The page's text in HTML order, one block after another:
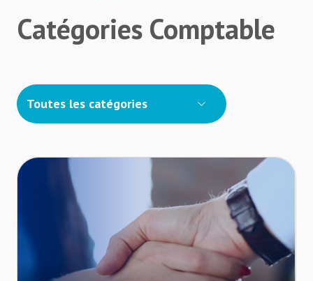
Catégories Comptable
Toutes les catégories